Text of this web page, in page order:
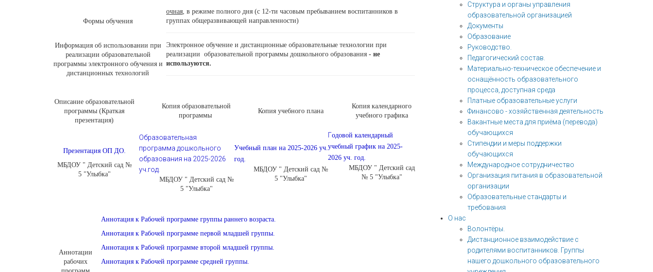
Формы обучения
очная, в режиме полного дня (с 12-ти часовым пребыванием воспитанников в
группах общеразвивающей направленности)
Информация об использовании при
реализации образовательной
программы электронного обучения и
дистанционных технологий
Электронное обучение и дистанционные образовательные технологии при
реализации образовательной программы дошкольного образования - не
используются.
Описание образовательной
программы (Краткая
презентация)
Копия образовательной
программы
Копия учебного плана
Копия календарного
учебного графика
Презентация ОП ДО.
МБДОУ " Детский сад №
5 "Улыбка"
Образовательная
программа дошкольного
образования на 2025-2026
уч.год.
МБДОУ " Детский сад №
5 "Улыбка"
Учебный план на 2025-2026 уч.
год.
МБДОУ " Детский сад №
5 "Улыбка"
Годовой календарный
учебный график на 2025-
2026 уч. год.
МБДОУ " Детский сад
№ 5 "Улыбка"
Аннотации
рабочих
Аннотация к Рабочей программе группы раннего возраста.
Аннотация к Рабочей программе первой младшей группы.
Аннотация к Рабочей программе второй младшей группы.
Аннотация к Рабочей программе средней группы.
Структура и органы управления
образовательной организацией
Документы
Образование
Руководство.
Педагогический состав.
Материально-техническое обеспечение и
оснащённость образовательного
процесса, доступная среда
Платные образовательные услуги
Финансово - хозяйственная деятельность
Вакантные места для приёма (перевода)
обучающихся
Стипендии и меры поддержки
обучающихся
Международное сотрудничество
Организация питания в образовательной
организации
Образовательные стандарты и
требования
О нас
Волонтёры.
Дистанционное взаимодействие с
родителями воспитанников. Группы
нашего дошкольного образовательного